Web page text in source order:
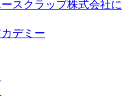
スクラップ株式会社に
デミー